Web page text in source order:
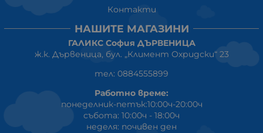
Контакти
НАШИТЕ МАГАЗИНИ
ГАЛИКС София ДЪРВЕНИЦА
ж.к. Дървеница, бул. „Климент Охридски“ 23
тел: 0884555899
Работно време:
понеделник-петък:10:00ч-20:00ч
събота: 10:00ч - 18:00ч
неделя: почивен ден